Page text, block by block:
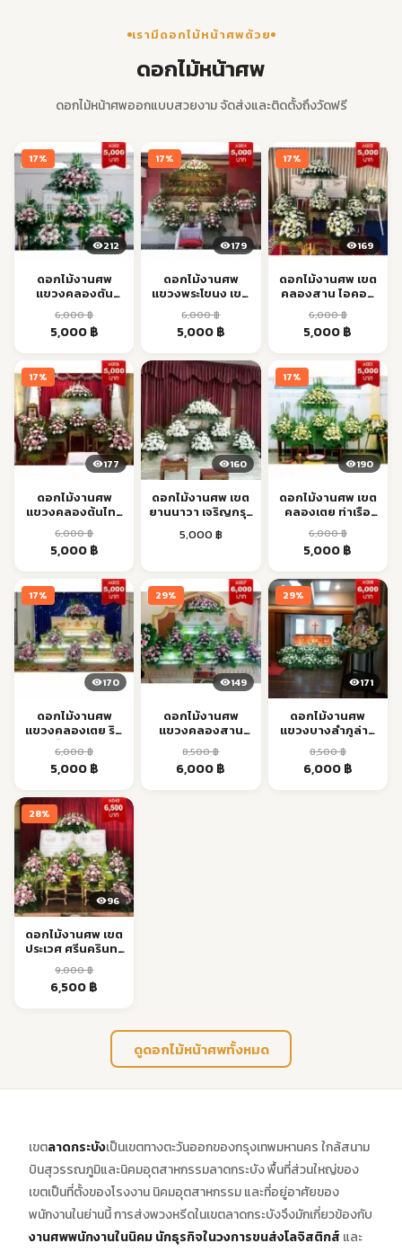
เรามีดอกไม้หน้าศพด้วย
ดอกไม้หน้าศพ
ดอกไม้หน้าศพออกแบบสวยงาม จัดส่งและติดตั้งถึงวัดฟรี
17%
212
ดอกไม้งานศพ
แขวงคลองตัน
พระโขนง BTS ส่ง
ด่วน
6,000฿
Original
6,000 ฿.
5,000฿Current
is:
5,000 ฿.
17%
179
ดอกไม้งานศพ
แขวงพระโขนง เขต
พระโขนง ส่งด่วน
6,000฿
Original
was:
6,000 ฿.
5,000฿Current
is:
5,000 ฿.
17%
169
ดอกไม้งานศพ เขต
คลองสาน ไอคอน
สยาม เจริญนคร ส่ง
ตรง
6,000฿
Original
6,000 ฿.
5,000฿
is:
5,000 ฿.
17%
177
ดอกไม้งานศพ
แขวงคลองต้นไทร
คลองสาน ส่งด่วน
6,000฿
Original
6,000 ฿.
5,000฿Current
is:
5,000 ฿.
160
ดอกไม้งานศพ เขต
ยานนาวา เจริญกรุง
BTS ส่งตรงเวลา
5,000 ฿
17%
190
ดอกไม้งานศพ เขต
คลองเตย ท่าเรือ
MRT ส่งตรงเวลา
6,000฿
Original
was:
6,000 ฿.
5,000฿
is:
5,000 ฿.
17%
170
ดอกไม้งานศพ
แขวงคลองเตย ริม
ท่าเรือ ส่งด่วน
6,000฿
Original
was:
6,000 ฿.
5,000฿Current
is:
5,000 ฿.
29%
149
ดอกไม้งานศพ
แขวงคลองสาน
เจริญนคร ส่งตรง
เวลา
8,500฿
Original
6,000฿
29%
171
ดอกไม้งานศพ
แขวงบางลำภูล่าง
คลองสาน ส่งด่วน
8,500฿
Original
6,000฿Current
28%
96
ดอกไม้งานศพ เขต
ประเวศ ศรีนครินทร์
ส่งด่วน 24 ชม.
9,000฿
Original
6,500฿
6,500 ฿.
ดูดอกไม้หน้าศพทั้งหมด
เขตลาดกระบังเป็นเขตทางตะวันออกของกรุงเทพมหานคร ใกล้สนาม
บินสุวรรณภูมิและนิคมอุตสาหกรรมลาดกระบัง พื้นที่ส่วนใหญ่ของ
เขตเป็นที่ตั้งของโรงงาน นิคมอุตสาหกรรม และที่อยู่อาศัยของ
พนักงานในย่านนี้ การส่งพวงหรีดในเขตลาดกระบังจึงมักเกี่ยวข้องกับ
งานศพพนักงานในนิคมนักธุรกิจในวงการขนส่งโลจิสติกส์ และ